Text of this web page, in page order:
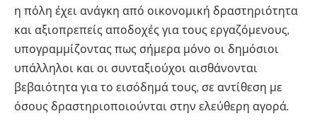
η πόλη έχει ανάγκη από οικονομική δραστηριότητα
και αξιοπρεπείς αποδοχές για τους εργαζόμενους,
υπογραμμίζοντας πως σήμερα μόνο οι δημόσιοι
υπάλληλοι και οι συνταξιούχοι αισθάνονται
βεβαιότητα για το εισόδημά τους, σε αντίθεση με
όσους δραστηριοποιούνται στην ελεύθερη αγορά.